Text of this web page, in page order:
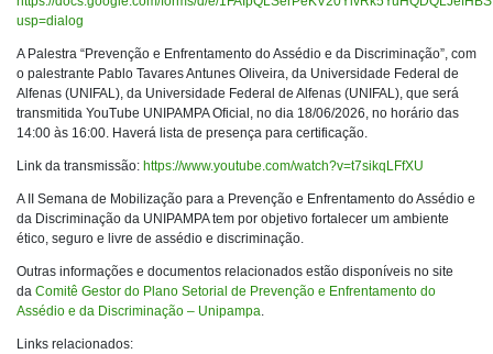
usp=dialog
A Palestra “Prevenção e Enfrentamento do Assédio e da Discriminação”, com
o palestrante Pablo Tavares Antunes Oliveira, da Universidade Federal de
Alfenas (UNIFAL), da Universidade Federal de Alfenas (UNIFAL), que será
transmitida YouTube UNIPAMPA Oficial, no dia 18/06/2026, no horário das
14:00 às 16:00. Haverá lista de presença para certificação.
Link da transmissão: https://www.youtube.com/watch?v=t7sikqLFfXU
A II Semana de Mobilização para a Prevenção e Enfrentamento do Assédio e
da Discriminação da UNIPAMPA tem por objetivo fortalecer um ambiente
ético, seguro e livre de assédio e discriminação.
Outras informações e documentos relacionados estão disponíveis no site
da Comitê Gestor do Plano Setorial de Prevenção e Enfrentamento do
Assédio e da Discriminação – Unipampa.
Links relacionados: